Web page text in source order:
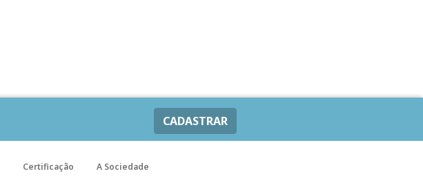
CADASTRAR
Certificação
A Sociedade